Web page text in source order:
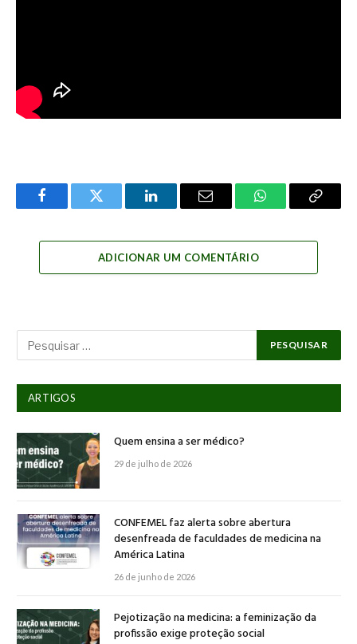
FacebookTwitter LinkedInEmail WhatsAppCopy
ADICIONAR UM COMENTÁRIO
ARTIGOS
Quem ensina a ser médico?
29 de julho de 2026
CONFEMEL faz alerta sobre abertura
desenfreada de faculdades de medicina na
América Latina
26 de junho de 2026
Pejotização na medicina: a feminização da
profissão exige proteção social